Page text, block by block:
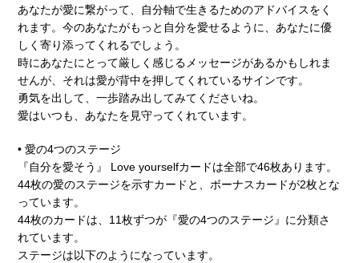
あなたが愛に繋がって、⾃分軸で⽣きるためのアドバイスをく
れます。今のあなたがもっと⾃分を愛せるように、あなたに優
しく寄り添ってくれるでしょう。
時にあなたにとって厳しく感じるメッセージがあるかもしれま
せんが、それは愛が背中を押してくれているサインです。
勇気を出して、⼀歩踏み出してみてくださいね。
愛はいつも、あなたを⾒守ってくれています。
• 愛の4つのステージ
『⾃分を愛そう』 Love yourselfカードは全部で46枚あります。
44枚の愛のステージを⽰すカードと、ボーナスカードが2枚とな
っています。
44枚のカードは、11枚ずつが『愛の4つのステージ』に分類さ
れています。
ステージは以下のようになっています。